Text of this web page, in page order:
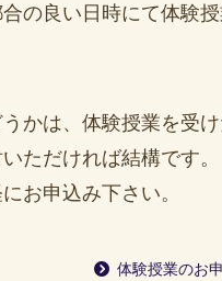
の良い日時にて体験
かは、体験授業を受
ただければ結構です。
お申込み下さい。
体験授業のお